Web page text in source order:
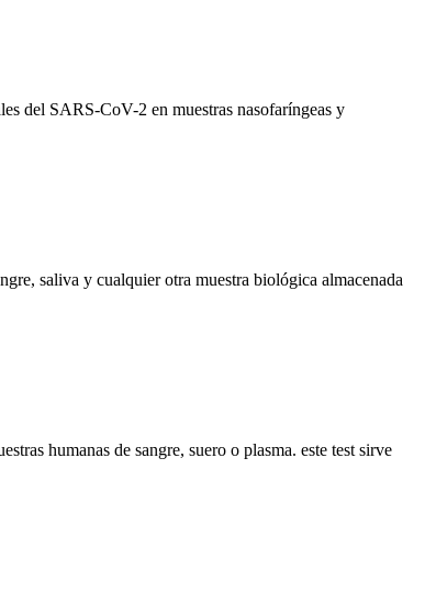
del SARS-CoV-2 en muestras nasofaríngeas y
saliva y cualquier otra muestra biológica almacenada
humanas de sangre, suero o plasma. este test sirve